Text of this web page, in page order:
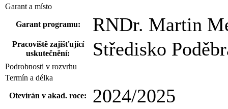
Garant a místo
Garant programu: RNDr. Martin
Pracoviště zajišťující
uskutečnění:
Středisko
Podrobnosti v rozvrhu
Termín a délka
Otevírán v akad. roce: 2024/2025